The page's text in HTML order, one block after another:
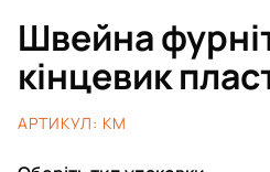
Швейна
кінцевик
АРТИКУЛ: KM